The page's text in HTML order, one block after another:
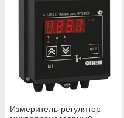
Измеритель-регулятор